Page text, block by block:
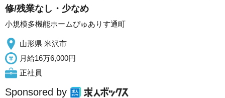
修/残業なし・少なめ
小規模多機能ホームぴゅありす通町
山形県 米沢市
月給16万6,000円
正社員
Sponsored by